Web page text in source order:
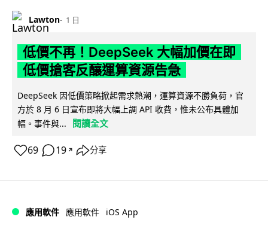
Lawton 1 日
低價不再！DeepSeek 大幅加價在即
低價搶客反釀運算資源告急
DeepSeek 因低價策略掀起需求熱潮，運算資源不勝負荷，官
方於 8 月 6 日宣布即將大幅上調 API 收費，惟未公布具體加
幅。事件與...
閱讀全文
69 19 ↗ 分享
應用軟件 應用軟件 iOS App